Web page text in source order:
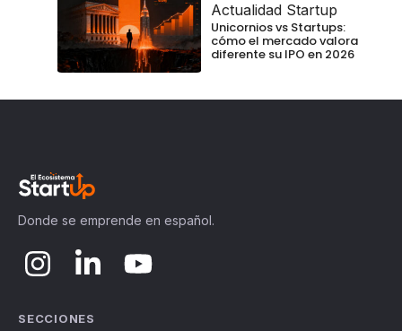
Actualidad Startup
Unicornios vs Startups:
cómo el mercado valora
diferente su IPO en 2026
Donde se emprende en español.
SECCIONES